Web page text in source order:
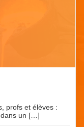
profs et élèves :
dans un […]